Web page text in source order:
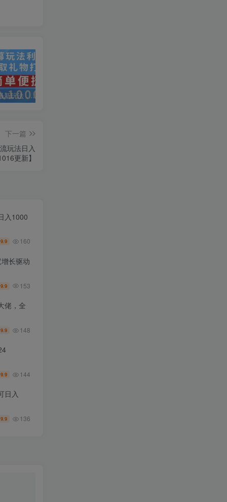
抖音弹幕最新玩法，利用粉丝好奇心赚取礼物打赏，轻松日入1000+
下一篇
玩法日入
更新】
入1000
9.9 160
长驱动
9.9 153
佬，全
9.9 148
9.9 144
日入
9.9 136